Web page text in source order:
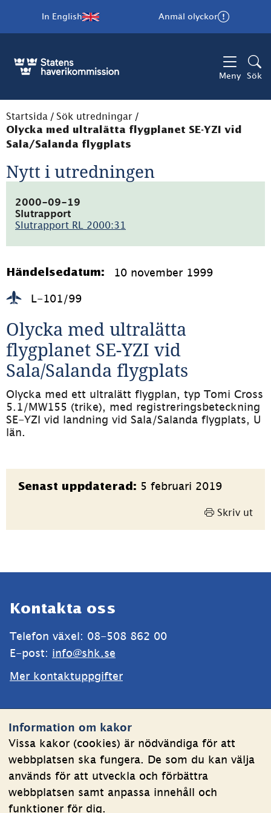
Information om kakor
Vissa kakor (cookies) är nödvändiga för att
webbplatsen ska fungera. De som du kan välja
används för att utveckla och förbättra
webbplatsen samt anpassa innehåll och
funktioner för dig.
In English Anmäl olyckor
Meny Sök
Startsida / Sök utredningar /
Olycka med ultralätta flygplanet SE-YZI vid
Sala/Salanda flygplats
Nytt i utredningen
2000-09-19
Slutrapport
Slutrapport RL 2000:31
56.5kB)
Händelsedatum: 10 november 1999
L-101/99
Olycka med ultralätta
flygplanet SE-YZI vid
Sala/Salanda flygplats
Olycka med ett ultralätt flygplan, typ Tomi Cross
5.1/MW155 (trike), med registreringsbeteckning
SE-YZI vid landning vid Sala/Salanda flygplats, U
län.
Sidinformation
Senast uppdaterad: 5 februari 2019
Skriv ut
Kontakta oss
Telefon växel: 08-508 862 00
E-post: info@shk.se
Mer kontaktuppgifter
Om kakor
Behandling av personuppgifter
Tillgänglighetsredogörelse